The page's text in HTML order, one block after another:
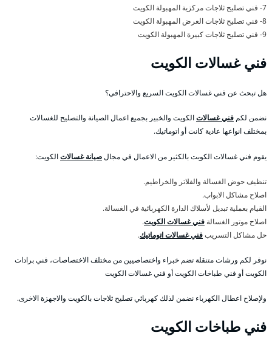
7- فني تصليح ثلاجات مركزية المهبولة الكويت
8- فني تصليح ثلاجات العرض المهبولة الكويت
9- فني تصليح ثلاجات كبيرة المهبولة الكويت
فني غسالات الكويت
هل تبحث عن فني غسالات الكويت السريع والاحترافي؟
نضمن لكمفني غسالاتالكويت والخبير بجميع اعمال الصيانة والتصليح للغسالات
بمختلف انواعها عادية كانت أو اتوماتيك.
يقوم فني غسالات الكويت بالكثير من الاعمال في مجالصيانة غسالاتالكويت:
تنظيف حوض الغسالة والفلاتر والخراطيم.
اصلاح مشاكل الابواب.
القيام بعملية تبديل لأسلاك الدارة الكهربائية في الغسالة.
اصلاح موتور الغسالة فني غسالات الكويت.
حل مشاكل التسريبفني غسالات اتوماتيك.
نوفر لكم ورشات متنقلة تضم خبراء واختصاصيين من مختلف الاختصاصات، فني برادات
الكويت أو فني طباخات الكويت أو فني غسالات الكويت
ولإصلاح اعطال الكهرباء نضمن لذلك كهربائي تصليح ثلاجات بالكويت والاجهزة الاخرى.
فني طباخات الكويت